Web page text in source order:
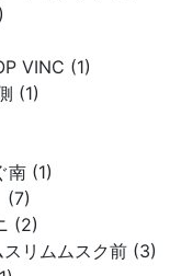
VINC (1)
(1)
南 (1)
(7)
(2)
リムムスク前 (3)